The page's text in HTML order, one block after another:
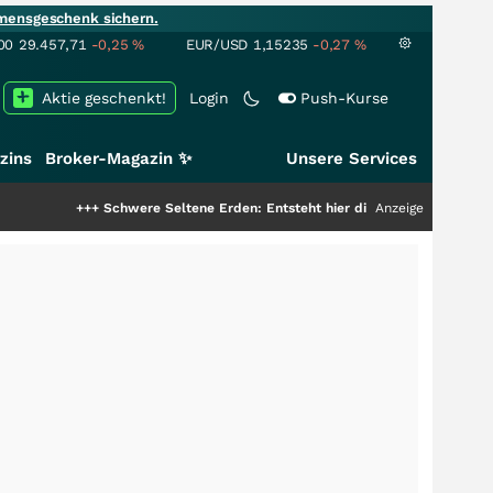
sichern.
29.457,71 -0,25% EUR/USD 1,15235 -0,27 %
Login Push-Kurse
Aktie geschenkt!
Broker-Magazin ✨ Unsere Services
Schwere Seltene Erden: Entsteht hier die nächste Milliardenstory?
Anzeige